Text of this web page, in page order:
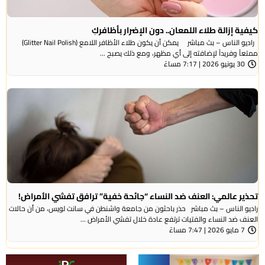
كيفية إزالة طلاء اللمعان.. دون الإضرار بأظافركِ
راديو الناس – بث مباشر يمكن أن يكون طلاء الأظافر اللامع (Glitter Nail Polish)
ممتعاً وفريداً لإضافته إلى أي مظهر، ومع ذلك يصبح ...
30 يونيو 2026 | 7:17 مساءً
تحذير عالمي: العنف ضد النساء “جائحة خفية” ترافق تفشي الأمراض!
راديو الناس – بث مباشر حذر باحثون من جامعة واشنطن في سانت لويس، من أن حالات
العنف ضد النساء والفتيات ترتفع عادة خلال تفشي الأمراض ...
7 مايو 2026 | 7:47 مساءً